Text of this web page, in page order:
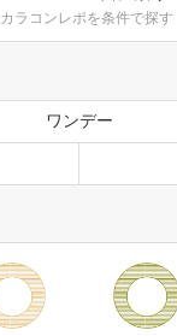
カラコンレポを条件で探す
ワンデー